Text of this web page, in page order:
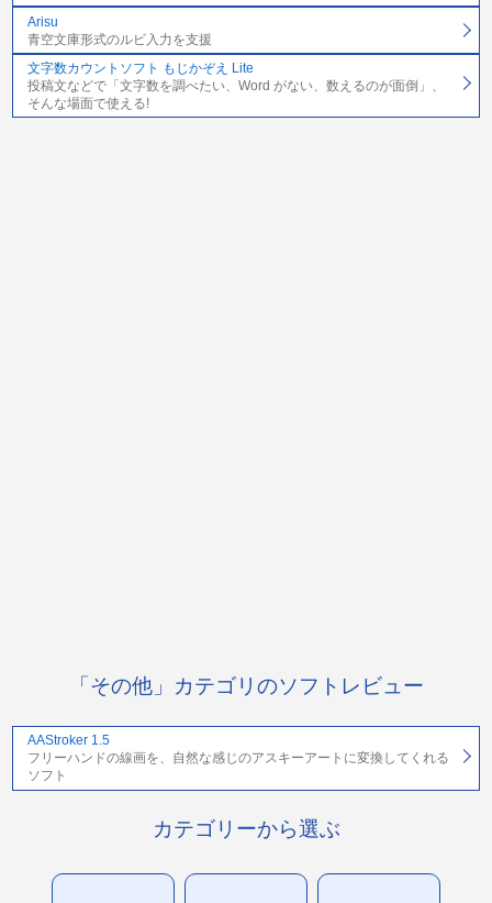
Arisu
青空文庫形式のルビ入力を支援
文字数カウントソフト もじかぞえ Lite
投稿文などで「文字数を調べたい、Word がない、数えるのが面倒」、
そんな場面で使える!
「その他」カテゴリのソフトレビュー
AAStroker 1.5
フリーハンドの線画を、自然な感じのアスキーアートに変換してくれる
ソフト
カテゴリーから選ぶ